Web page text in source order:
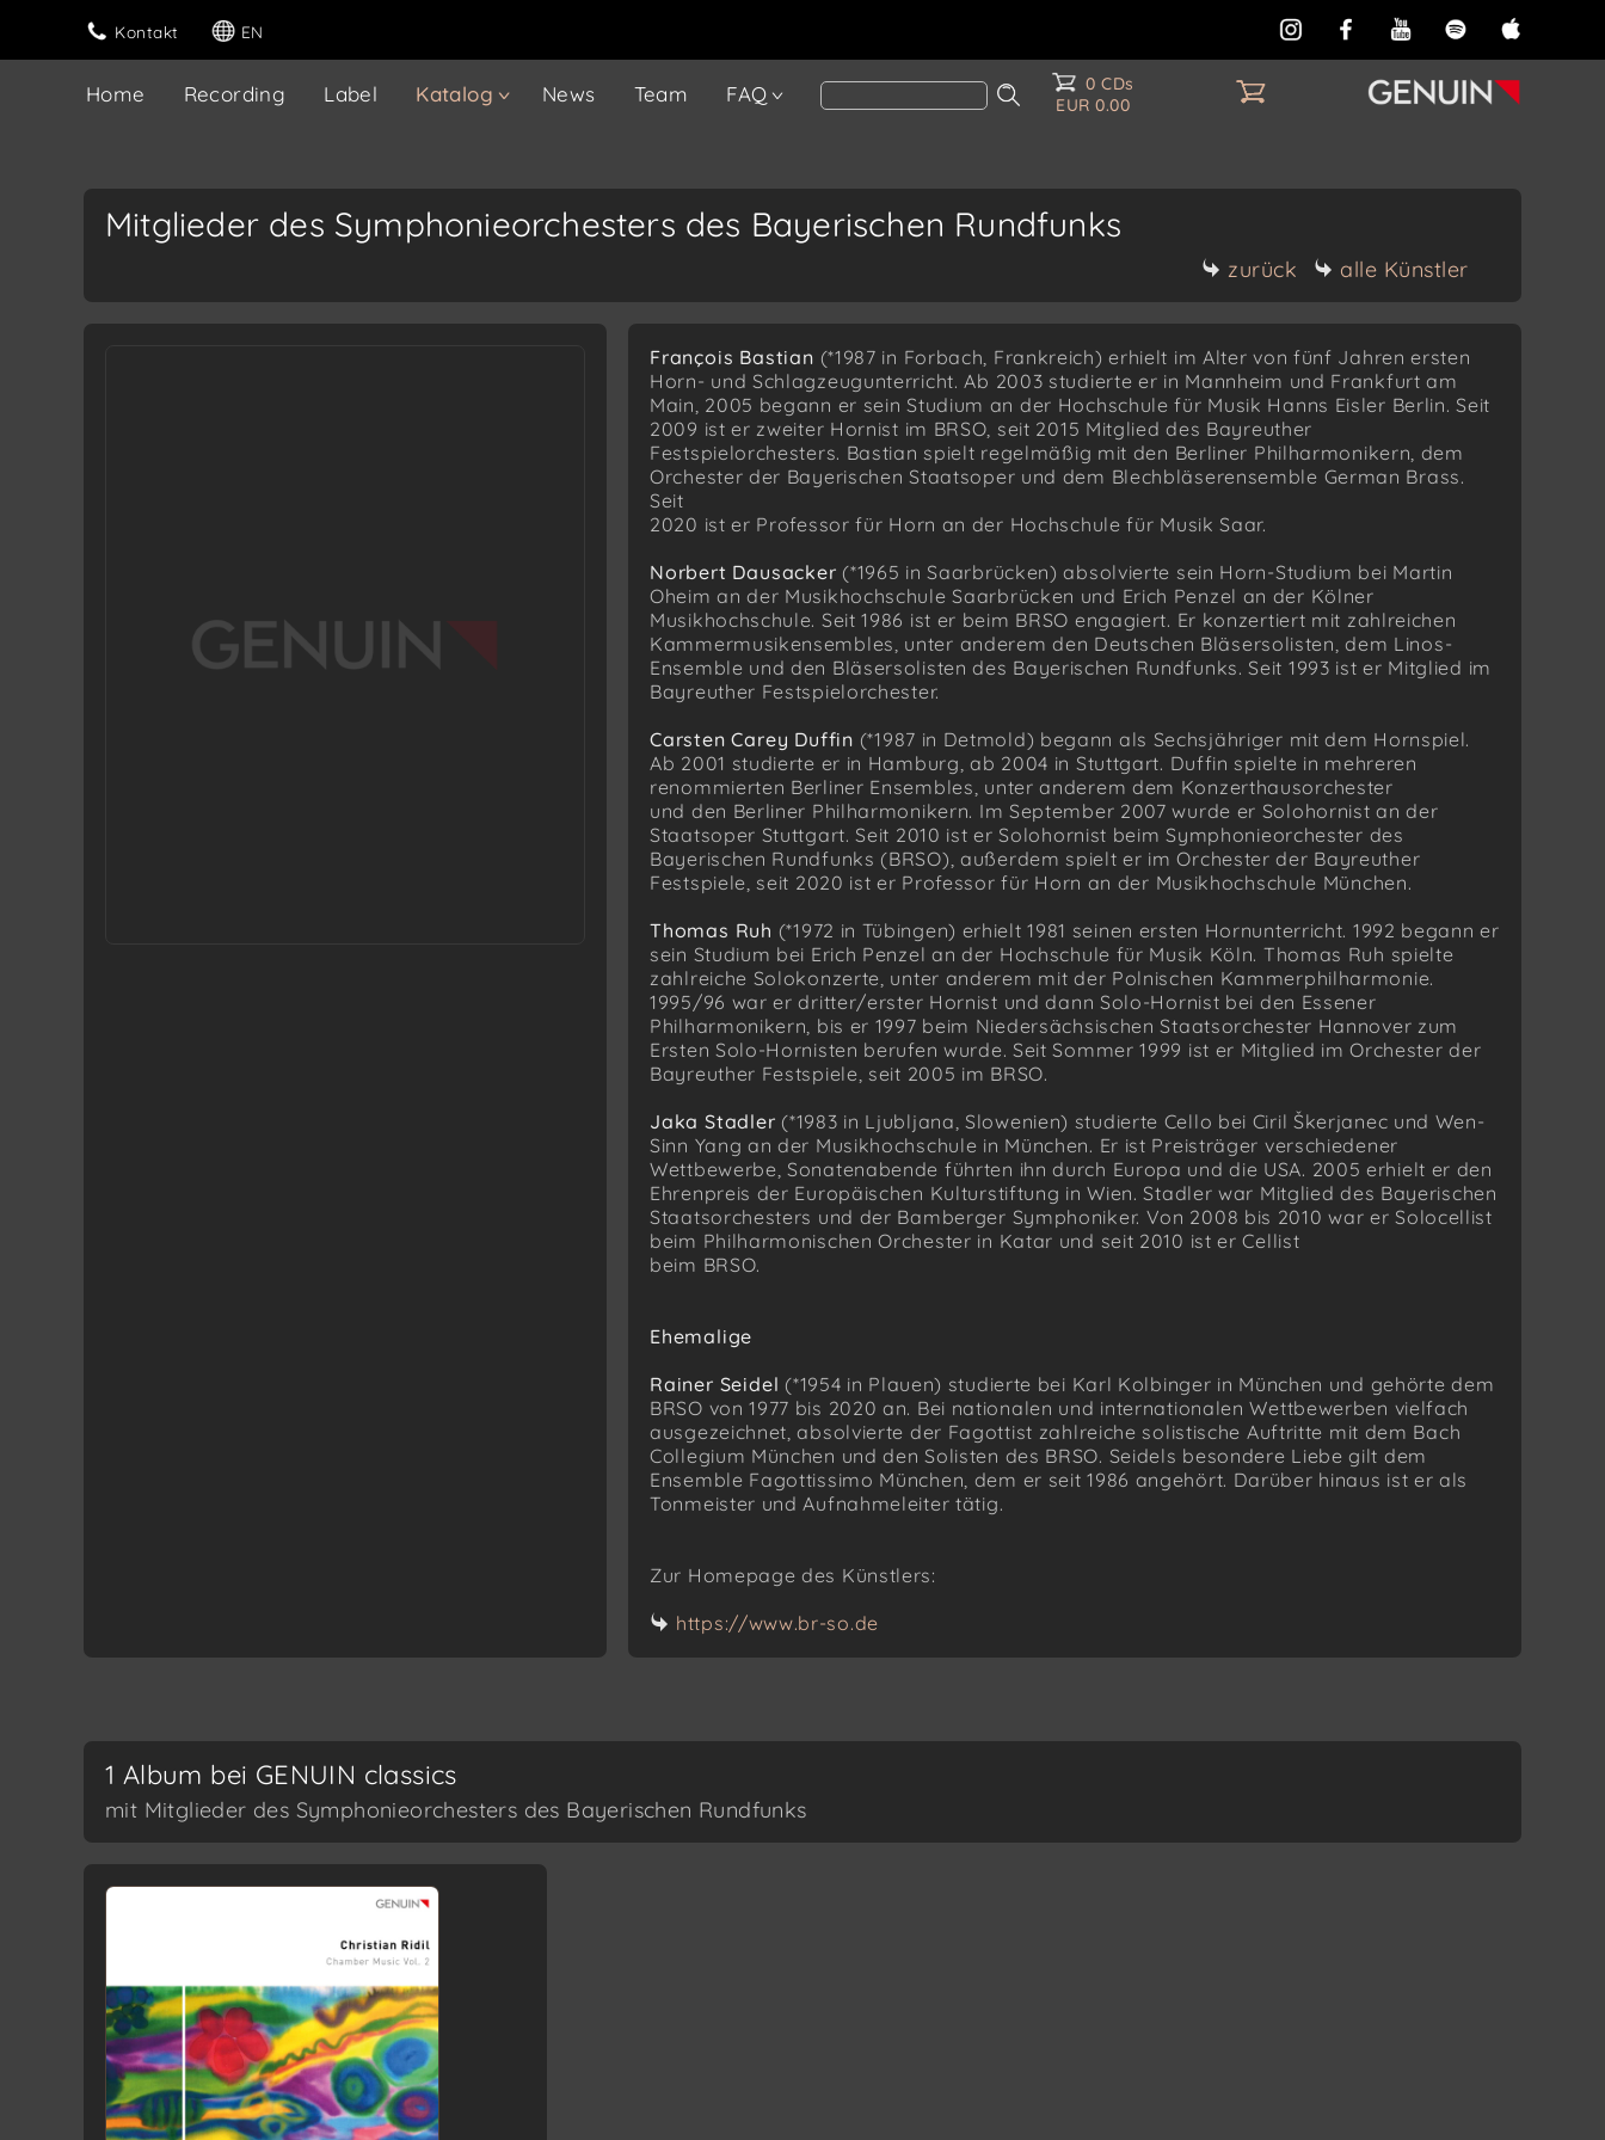
Kontakt EN
Home Recording Label Katalog News Team FAQ
0 CDs
EUR 0.00
Mitglieder des Symphonieorchesters des Bayerischen Rundfunks
zurück alle Künstler
François Bastian (*1987 in Forbach, Frankreich) erhielt im Alter von fünf Jahren ersten
Horn- und Schlagzeugunterricht. Ab 2003 studierte er in Mannheim und Frankfurt am
Main, 2005 begann er sein Studium an der Hochschule für Musik Hanns Eisler Berlin. Seit
2009 ist er zweiter Hornist im BRSO, seit 2015 Mitglied des Bayreuther
Festspielorchesters. Bastian spielt regelmäßig mit den Berliner Philharmonikern, dem
Orchester der Bayerischen Staatsoper und dem Blechbläserensemble German Brass.
Seit
2020 ist er Professor für Horn an der Hochschule für Musik Saar.
Norbert Dausacker (*1965 in Saarbrücken) absolvierte sein Horn-Studium bei Martin
Oheim an der Musikhochschule Saarbrücken und Erich Penzel an der Kölner
Musikhochschule. Seit 1986 ist er beim BRSO engagiert. Er konzertiert mit zahlreichen
Kammermusikensembles, unter anderem den Deutschen Bläsersolisten, dem Linos-
Ensemble und den Bläsersolisten des Bayerischen Rundfunks. Seit 1993 ist er Mitglied im
Bayreuther Festspielorchester.
Carsten Carey Duffin (*1987 in Detmold) begann als Sechsjähriger mit dem Hornspiel.
Ab 2001 studierte er in Hamburg, ab 2004 in Stuttgart. Duffin spielte in mehreren
renommierten Berliner Ensembles, unter anderem dem Konzerthausorchester
und den Berliner Philharmonikern. Im September 2007 wurde er Solohornist an der
Staatsoper Stuttgart. Seit 2010 ist er Solohornist beim Symphonieorchester des
Bayerischen Rundfunks (BRSO), außerdem spielt er im Orchester der Bayreuther
Festspiele, seit 2020 ist er Professor für Horn an der Musikhochschule München.
Thomas Ruh (*1972 in Tübingen) erhielt 1981 seinen ersten Hornunterricht. 1992 begann er
sein Studium bei Erich Penzel an der Hochschule für Musik Köln. Thomas Ruh spielte
zahlreiche Solokonzerte, unter anderem mit der Polnischen Kammerphilharmonie.
1995/96 war er dritter/erster Hornist und dann Solo-Hornist bei den Essener
Philharmonikern, bis er 1997 beim Niedersächsischen Staatsorchester Hannover zum
Ersten Solo-Hornisten berufen wurde. Seit Sommer 1999 ist er Mitglied im Orchester der
Bayreuther Festspiele, seit 2005 im BRSO.
Jaka Stadler (*1983 in Ljubljana, Slowenien) studierte Cello bei Ciril Škerjanec und Wen-
Sinn Yang an der Musikhochschule in München. Er ist Preisträger verschiedener
Wettbewerbe, Sonatenabende führten ihn durch Europa und die USA. 2005 erhielt er den
Ehrenpreis der Europäischen Kulturstiftung in Wien. Stadler war Mitglied des Bayerischen
Staatsorchesters und der Bamberger Symphoniker. Von 2008 bis 2010 war er Solocellist
beim Philharmonischen Orchester in Katar und seit 2010 ist er Cellist
beim BRSO.
Ehemalige
Rainer Seidel (*1954 in Plauen) studierte bei Karl Kolbinger in München und gehörte dem
BRSO von 1977 bis 2020 an. Bei nationalen und internationalen Wettbewerben vielfach
ausgezeichnet, absolvierte der Fagottist zahlreiche solistische Auftritte mit dem Bach
Collegium München und den Solisten des BRSO. Seidels besondere Liebe gilt dem
Ensemble Fagottissimo München, dem er seit 1986 angehört. Darüber hinaus ist er als
Tonmeister und Aufnahmeleiter tätig.
Zur Homepage des Künstlers:
https://www.br-so.de
1 Album bei GENUIN classics
mit Mitglieder des Symphonieorchesters des Bayerischen Rundfunks